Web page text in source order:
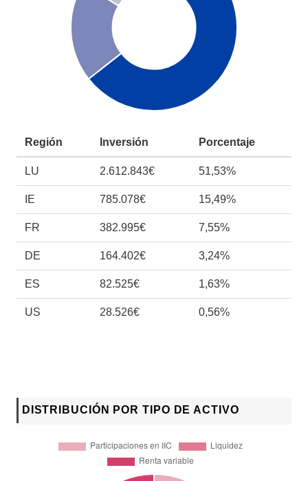
Región Inversión Porcentaje
LU 2.612.843€ 51,53%
IE 785.078€ 15,49%
FR 382.995€ 7,55%
DE 164.402€ 3,24%
ES 82.525€ 1,63%
US 28.526€ 0,56%
DISTRIBUCIÓN POR TIPO DE ACTIVO